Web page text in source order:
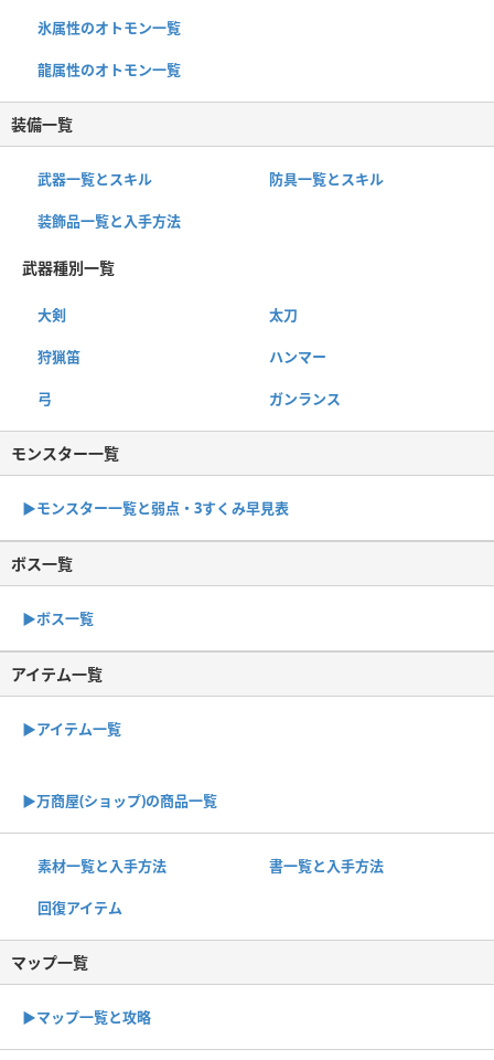
氷属性のオトモン一覧
龍属性のオトモン一覧
装備一覧
武器一覧とスキル 防具一覧とスキル
装飾品一覧と入手方法
武器種別一覧
大剣 太刀
狩猟笛 ハンマー
弓 ガンランス
モンスター一覧
▶︎モンスター一覧と弱点・3すくみ早見表
ボス一覧
▶︎ボス一覧
アイテム一覧
▶アイテム一覧
▶︎万商屋(ショップ)の商品一覧
素材一覧と入手方法 書一覧と入手方法
回復アイテム
マップ一覧
▶︎マップ一覧と攻略